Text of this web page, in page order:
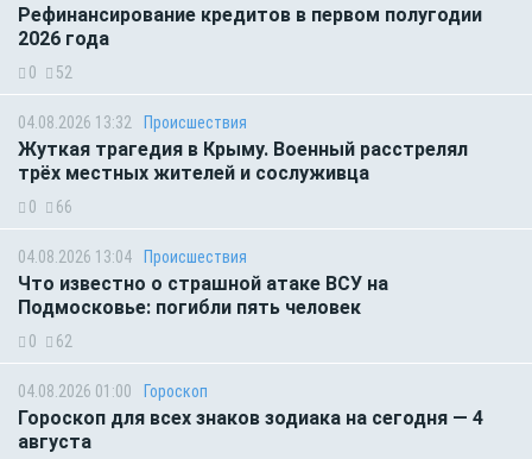
Рефинансирование кредитов в первом полугодии
2026 года
0 52
04.08.2026 13:32 Происшествия
Жуткая трагедия в Крыму. Военный расстрелял
трёх местных жителей и сослуживца
0 66
04.08.2026 13:04 Происшествия
Что известно о страшной атаке ВСУ на
Подмосковье: погибли пять человек
0 62
04.08.2026 01:00 Гороскоп
Гороскоп для всех знаков зодиака на сегодня — 4
августа